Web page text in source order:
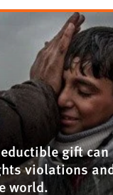
gift
violations
world.